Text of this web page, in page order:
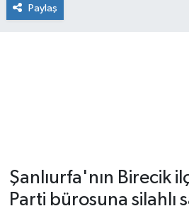
Paylaş
Şanlıurfa'nın Birecik
Parti bürosuna silahlı